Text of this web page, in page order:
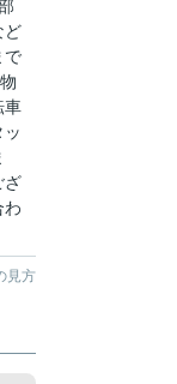
ど
で
車
ざ
わ
見方